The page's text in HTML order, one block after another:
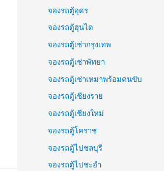
จองรถตู้อุดร
จองรถตู้ฮุนได
จองรถตู้เช่ากรุงเทพ
จองรถตู้เช่าพัทยา
จองรถตู้เช่าเหมาพร้อมคนขับ
จองรถตู้เชียงราย
จองรถตู้เชียงใหม่
จองรถตู้โคราช
จองรถตู้ไปชลบุรี
จองรถตู้ไปชะอำ